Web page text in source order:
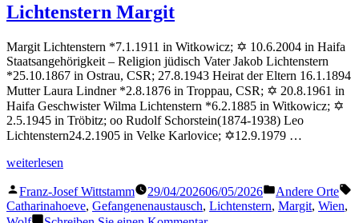
Lichtenstern Margit
Margit Lichtenstern *7.1.1911 in Witkowicz; ✡ 10.6.2004 in Haifa
Staatsangehörigkeit – Religion jüdisch Vater Jakob Lichtenstern
*25.10.1867 in Ostrau, CSR; 27.8.1943 Heirat der Eltern 16.1.1894
Mutter Laura Lindner *2.8.1876 in Troppau, CSR; ✡ 20.8.1961 in
Haifa Geschwister Wilma Lichtenstern *6.2.1885 in Witkowicz; ✡
2.5.1945 in Tröbitz; oo Rudolf Schorstein(1874-1938) Leo
Lichtenstern24.2.1905 in Velke Karlovice; ✡12.9.1979 …
„Lichtenstern
weiterlesen
Veröffentlicht
von
Franz-Josef Wittstamm 29/04/202606/05/2026
Veröffentlicht
in
Andere Orte
Catharinahoeve, Gefangenenaustausch, Lichtenstern, Margit, Wien,
zu